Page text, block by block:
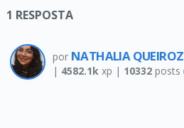
1 RESPOSTA
por NATHALIA QUEIROZ
| 4582.1kxp | 10332posts